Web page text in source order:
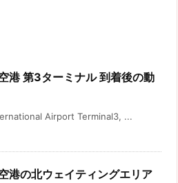
港 第3ターミナル 到着後の動
Airport Terminal3, ...
港の北ウェイティングエリア